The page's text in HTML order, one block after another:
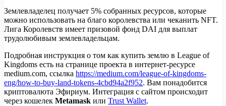
Землевладелец получает 5% собранных ресурсов, которые
можно использовать на благо королевства или чеканить NFT.
Лига Королевств имеет призовой фонд DAI для выплат
трудолюбивым землевладельцам.
Подробная инструкция о том как купить землю в League of
Kingdoms есть на странице проекта в интернет-ресурсе
medium.com, ссылка https://medium.com/league-of-kingdoms-
eng/how-to-buy-land-tokens-4cbd94a2f952. Вам понадобится
криптовалюта Эфириум. Интеграция с сайтом происходит
через кошелек Metamask или Trust Wallet.